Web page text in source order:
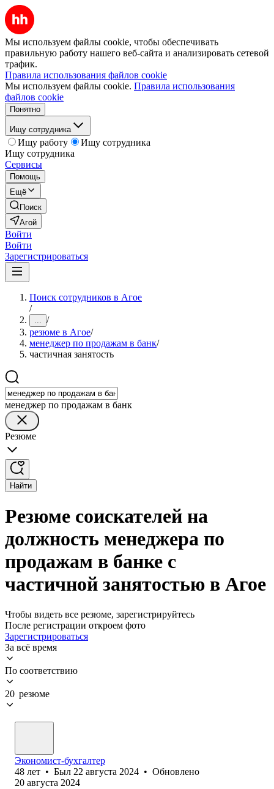
Мы используем файлы cookie, чтобы обеспечивать
правильную работу нашего веб-сайта и анализировать сетевой
трафик.
Правила использования файлов cookie
Мы используем файлы cookie. Правила использования
файлов cookie
Понятно
Ищу сотрудника
Ищу работу
Ищу сотрудника
Ищу сотрудника
Сервисы
Помощь
Ещё
Поиск
Агой
Войти
Войти
Зарегистрироваться
Поиск сотрудников в Агое
/
... /
резюме в Агое/
менеджер по продажам в банк/
частичная занятость
менеджер по продажам в банк
Резюме
Найти
Резюме соискателей на
должность менеджера по
продажам в банке с
частичной занятостью в Агое
Чтобы видеть все резюме, зарегистрируйтесь
После регистрации откроем фото
Зарегистрироваться
За всё время
По соответствию
20 резюме
Экономист-бухгалтер
48 лет • Был 22 августа 2024 • Обновлено
20 августа 2024